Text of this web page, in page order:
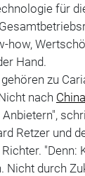
für
how,
Hand.
zu
nach China
Retzer und
"Denn:
Nicht durch